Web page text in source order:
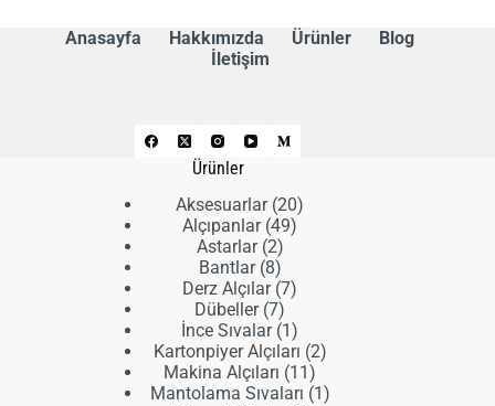
Anasayfa Hakkımızda Ürünler
Blog
İletişim
Ürünler
Aksesuarlar 2020
Alçıpanlar 4949
Astarlar 22
ürün
Bantlar 88
ürün
Derz Alçılar 77
Dübeller 77
ürün
İnce Sıvalar 11
ürün
Kartonpiyer Alçıları 22
Makina Alçıları 1111
ürün
Mantolama Sıvaları 1 1